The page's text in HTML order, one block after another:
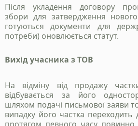
Після укладення договору
збори для затвердження нового
готуються документи для
потреби) оновлюється статут.
Вихід учасника з ТОВ
На відміну від продажу
відбувається за його
шляхом подачі письмової заяви
випадку його частка
Станьте
клієнтом
заповінть форму і ми
+38 050 976 25 47